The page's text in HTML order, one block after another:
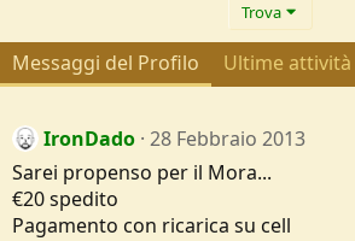
Trova
Messaggi del Profilo Ultime attività
IronDado 28 Febbraio 2013
Sarei propenso per il Mora...
€20 spedito
Pagamento con ricarica su cell